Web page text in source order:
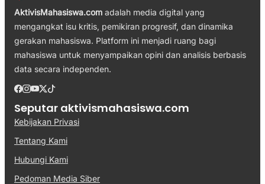
AktivisMahasiswa.com adalah media digital yang
mengangkat isu kritis, pemikiran progresif, dan dinamika
gerakan mahasiswa. Platform ini menjadi ruang bagi
mahasiswa untuk menyampaikan opini dan analisis berbasis
data secara independen.
Seputar aktivismahasiswa.com
Kebijakan Privasi
Tentang Kami
Hubungi Kami
Pedoman Media Siber